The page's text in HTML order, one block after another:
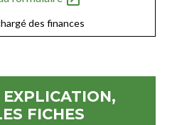
des finances
FICHES